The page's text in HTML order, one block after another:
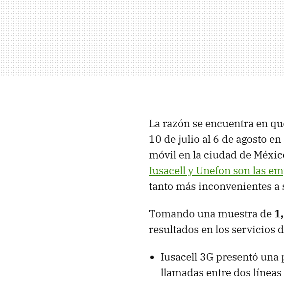
La razón se encuentra en
10 de julio al 6 de agosto
móvil en la ciudad de
Iusacell y Unefon son las
tanto más inconvenientes a
Tomando una muestra de
resultados en los servicios
Iusacell 3G presentó
llamadas entre dos